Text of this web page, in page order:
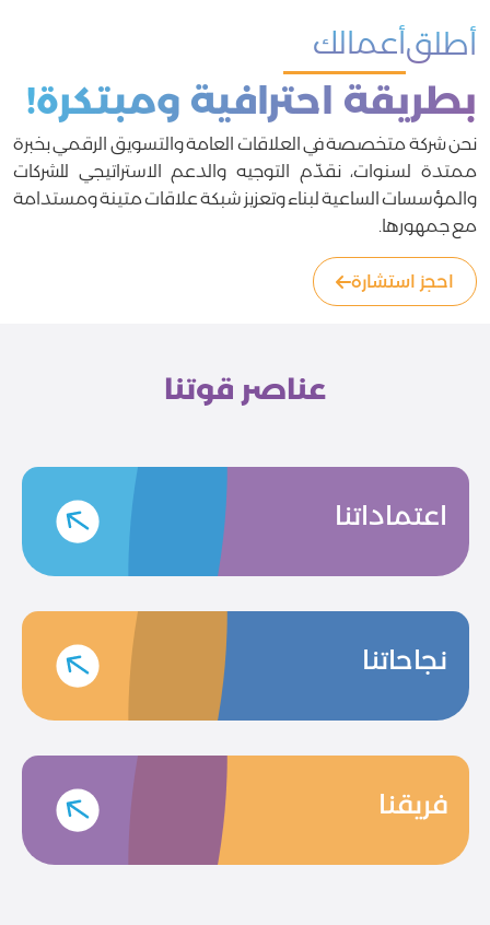
أطلقمحتواك
بطريقة احترافية ومبتكرة!
نحن شركة متخصصة في العلاقات العامة والتسويق الرقمي بخبرة
ممتدة لسنوات، نقدّم التوجيه والدعم الاستراتيجي للشركات
والمؤسسات الساعية لبناء وتعزيز شبكة علاقات متينة ومستدامة
مع جمهورها.
احجز استشارة
عناصر قوتنا
اعتماداتنا
نجاحاتنا
فريقنا